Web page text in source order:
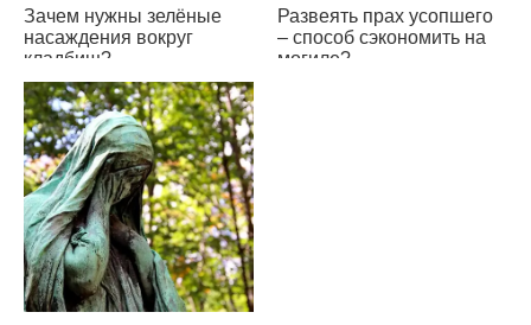
Зачем нужны зелёные
насаждения вокруг
кладбищ?
Развеять прах усопшего
– способ сэкономить на
могиле?